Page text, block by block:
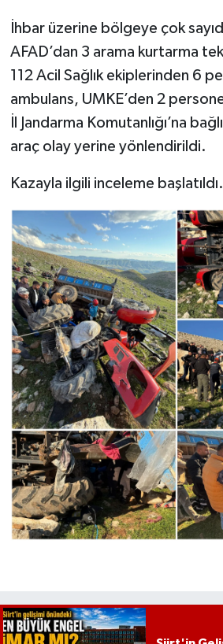
İhbar üzerine bölgeye çok
AFAD’dan 3 arama kurtarma
112 Acil Sağlık ekiplerinden 6
ambulans, UMKE’den 2
İl Jandarma Komutanlığı’na
araç olay yerine yönlendirildi.
Kazayla ilgili inceleme başlatıldı.